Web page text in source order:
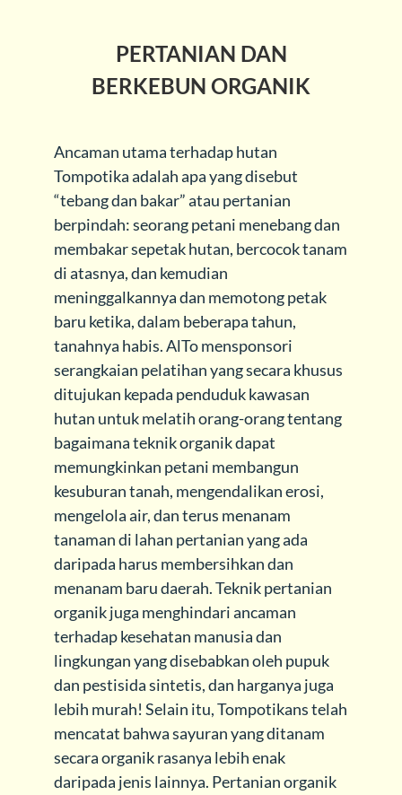
PERTANIAN DAN
BERKEBUN ORGANIK
Ancaman utama terhadap hutan
Tompotika adalah apa yang disebut
“tebang dan bakar” atau pertanian
berpindah: seorang petani menebang dan
membakar sepetak hutan, bercocok tanam
di atasnya, dan kemudian
meninggalkannya dan memotong petak
baru ketika, dalam beberapa tahun,
tanahnya habis. AlTo mensponsori
serangkaian pelatihan yang secara khusus
ditujukan kepada penduduk kawasan
hutan untuk melatih orang-orang tentang
bagaimana teknik organik dapat
memungkinkan petani membangun
kesuburan tanah, mengendalikan erosi,
mengelola air, dan terus menanam
tanaman di lahan pertanian yang ada
daripada harus membersihkan dan
menanam baru daerah. Teknik pertanian
organik juga menghindari ancaman
terhadap kesehatan manusia dan
lingkungan yang disebabkan oleh pupuk
dan pestisida sintetis, dan harganya juga
lebih murah! Selain itu, Tompotikans telah
mencatat bahwa sayuran yang ditanam
secara organik rasanya lebih enak
daripada jenis lainnya. Pertanian organik